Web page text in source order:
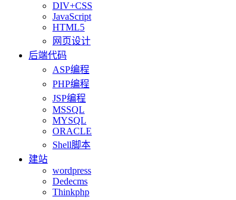
DIV+CSS
JavaScript
HTML5
网页设计
后端代码
ASP编程
PHP编程
JSP编程
MSSQL
MYSQL
ORACLE
Shell脚本
建站
wordpress
Dedecms
Thinkphp